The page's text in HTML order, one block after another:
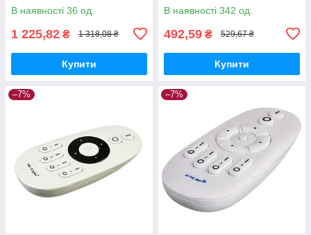
В наявності 36 од.
1 225,82 ₴ 1 318,08 ₴
Купити
В наявності 342 од.
492,59 ₴ 529,67 ₴
Купити
–7% –7%